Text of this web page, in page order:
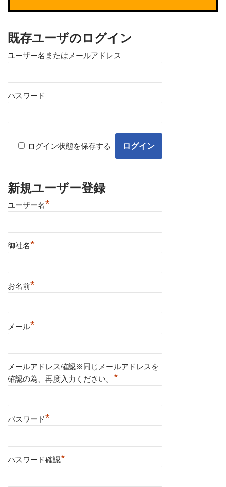
既存ユーザのログイン
ユーザー名またはメールアドレス
パスワード
ログイン状態を保存する
新規ユーザー登録
ユーザー名*
御社名*
お名前*
メール*
メールアドレス確認※同じメールアドレスを
確認の為、再度入力ください。 *
パスワード*
パスワード確認*